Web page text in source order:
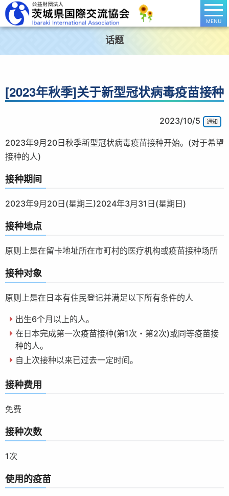
MENU
话题
[2023年秋季]关于新型冠状病毒疫苗接种
2023/10/5 通知
2023年9月20日秋季新型冠状病毒疫苗接种开始。(对于希望
接种的人)
接种期间
2023年9月20日(星期三)2024年3月31日(星期日)
接种地点
原则上是在留卡地址所在市町村的医疗机构或疫苗接种场所
接种对象
原则上是在日本有住民登记并满足以下所有条件的人
出生6个月以上的人。
在日本完成第一次疫苗接种(第1次・第2次)或同等疫苗接
种的人。
自上次接种以来已过去一定时间。
接种费用
免费
接种次数
1次
使用的疫苗